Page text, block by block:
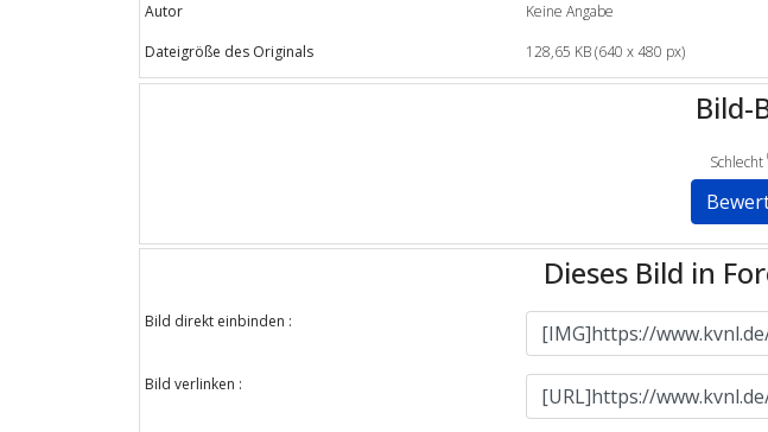
Autor
Keine Angabe
Dateigröße des Originals
128,65 KB (640 x 480 px)
Bild-
Schlecht
Dieses Bild in
Bild direkt einbinden :
Bild verlinken :